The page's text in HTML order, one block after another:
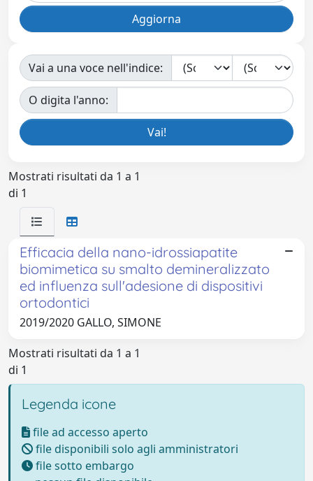
Vai a una voce nell'indice:
O digita l'anno:
Mostrati risultati da 1 a 1
di 1
Efficacia della nano-idrossiapatite
biomimetica su smalto demineralizzato
ed influenza sull'adesione di dispositivi
ortodontici
2019/2020 GALLO, SIMONE
Mostrati risultati da 1 a 1
di 1
Legenda icone
file ad accesso aperto
file disponibili solo agli amministratori
file sotto embargo